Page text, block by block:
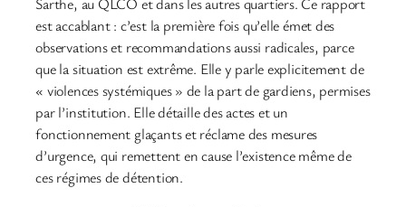
est accablant : c’est la première fois qu’elle émet des
observations et recommandations aussi radicales, parce
que la situation est extrême. Elle y parle explicitement de
« violences systémiques » de la part de gardiens, permises
par l’institution. Elle détaille des actes et un
fonctionnement glaçants et réclame des mesures
d’urgence, qui remettent en cause l’existence même de
ces régimes de détention.